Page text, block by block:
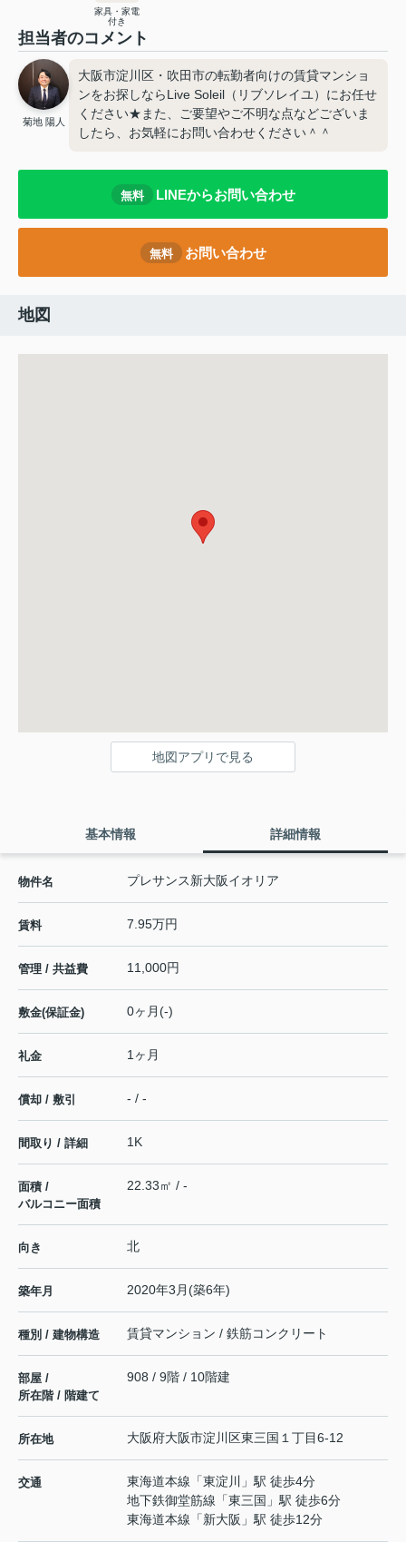
家具・家電
付き
担当者のコメント
菊地 陽人
大阪市淀川区・吹田市の転勤者向けの賃貸マンショ
ンをお探しならLive Soleil（リブソレイユ）にお任せ
ください★また、ご要望やご不明な点などございま
したら、お気軽にお問い合わせください＾＾
無料 LINEからお問い合わせ
無料 お問い合わせ
地図
地図アプリで見る
基本情報 詳細情報
物件名 プレサンス新大阪イオリア
賃料 7.95万円
管理 / 共益費 11,000円
敷金(保証金) 0ヶ月(-)
礼金 1ヶ月
償却 / 敷引 - / -
間取り / 詳細 1K
面積 /
バルコニー面積
22.33㎡ / -
向き 北
築年月 2020年3月(築6年)
種別 / 建物構造 賃貸マンション / 鉄筋コンクリート
部屋 /
所在階 / 階建て
908 / 9階 / 10階建
所在地 大阪府大阪市淀川区東三国 １丁目6-12
交通 東海道本線 「東淀川
」駅 徒歩4分
地下鉄御堂筋線 「東三国 」駅 徒歩6分
東海道本線 「新大阪 」駅 徒歩12分